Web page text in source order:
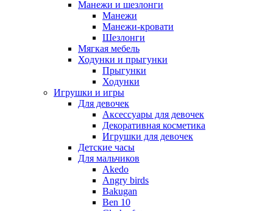
Манежи и шезлонги
Манежи
Манежи-кровати
Шезлонги
Мягкая мебель
Ходунки и прыгунки
Прыгунки
Ходунки
Игрушки и игры
Для девочек
Аксессуары для девочек
Декоративная косметика
Игрушки для девочек
Детские часы
Для мальчиков
Akedo
Angry birds
Bakugan
Ben 10